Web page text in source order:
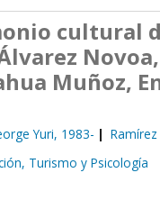
cultural
Muñoz,
Yuri, 1983-
Turismo y Psicología